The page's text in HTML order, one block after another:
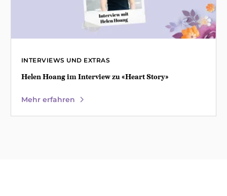
INTERVIEWS UND EXTRAS
Helen Hoang im Interview zu «Heart Story»
Mehr erfahren